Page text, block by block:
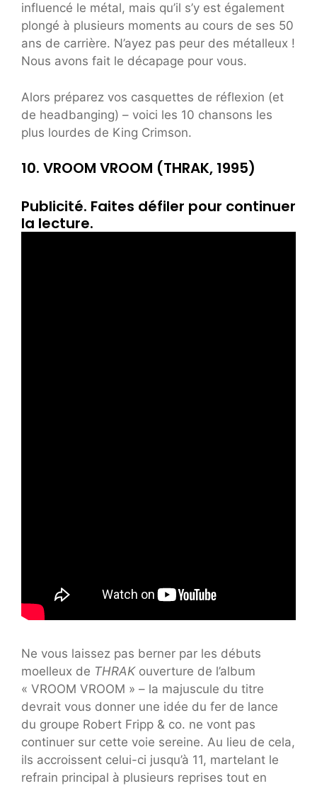
influencé le métal, mais qu’il s’y est également
plongé à plusieurs moments au cours de ses 50
ans de carrière. N’ayez pas peur des métalleux !
Nous avons fait le décapage pour vous.
Alors préparez vos casquettes de réflexion (et
de headbanging) – voici les 10 chansons les
plus lourdes de King Crimson.
10. VROOM VROOM (THRAK, 1995)
Publicité. Faites défiler pour continuer
la lecture.
Ne vous laissez pas berner par les débuts
moelleux de THRAKouverture de l’album
« VROOM VROOM » – la majuscule du titre
devrait vous donner une idée du fer de lance
du groupe Robert Fripp & co. ne vont pas
continuer sur cette voie sereine. Au lieu de cela,
ils accroissent celui-ci jusqu’à 11, martelant le
refrain principal à plusieurs reprises tout en